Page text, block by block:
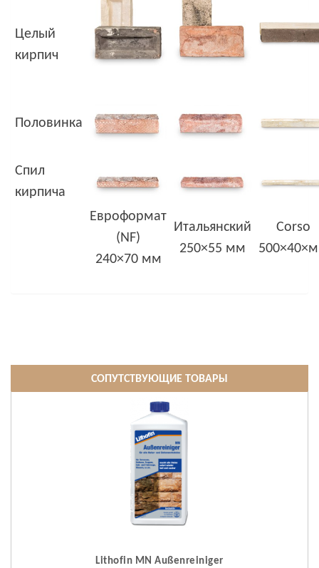
Целый
кирпич
Половинка
Спил
кирпича
Евроформат
(NF)
240×70 мм
Итальянский
250×55 мм
Corso
СОПУТСТВУЮЩИЕ ТОВАРЫ
Lithofin MN Außenreiniger